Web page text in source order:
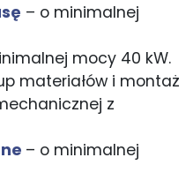
– o minimalnej
mocy 40 kW.
materiałów i montaż
z
– o minimalnej